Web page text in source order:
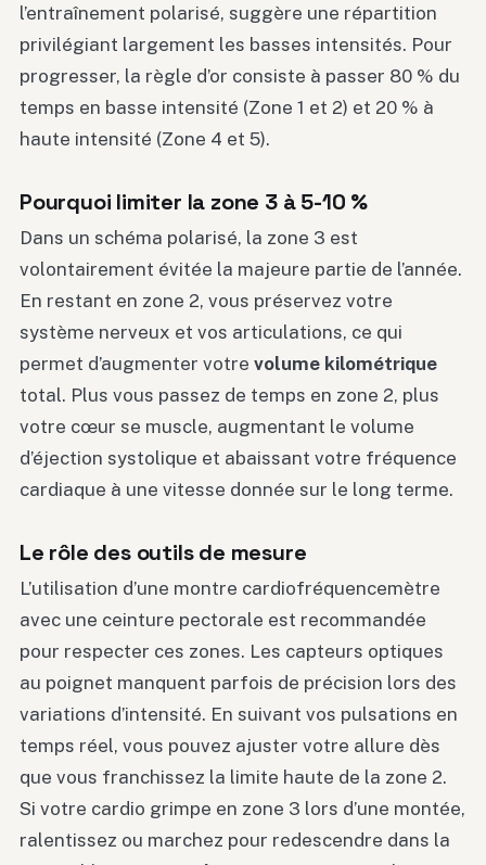
l’entraînement polarisé, suggère une répartition
privilégiant largement les basses intensités. Pour
progresser, la règle d’or consiste à passer 80 % du
temps en basse intensité (Zone 1 et 2) et 20 % à
haute intensité (Zone 4 et 5).
Pourquoi limiter la zone 3 à 5-10 %
Dans un schéma polarisé, la zone 3 est
volontairement évitée la majeure partie de l’année.
En restant en zone 2, vous préservez votre
système nerveux et vos articulations, ce qui
permet d’augmenter votre volume kilométrique
total. Plus vous passez de temps en zone 2, plus
votre cœur se muscle, augmentant le volume
d’éjection systolique et abaissant votre fréquence
cardiaque à une vitesse donnée sur le long terme.
Le rôle des outils de mesure
L’utilisation d’une montre cardiofréquencemètre
avec une ceinture pectorale est recommandée
pour respecter ces zones. Les capteurs optiques
au poignet manquent parfois de précision lors des
variations d’intensité. En suivant vos pulsations en
temps réel, vous pouvez ajuster votre allure dès
que vous franchissez la limite haute de la zone 2.
Si votre cardio grimpe en zone 3 lors d’une montée,
ralentissez ou marchez pour redescendre dans la